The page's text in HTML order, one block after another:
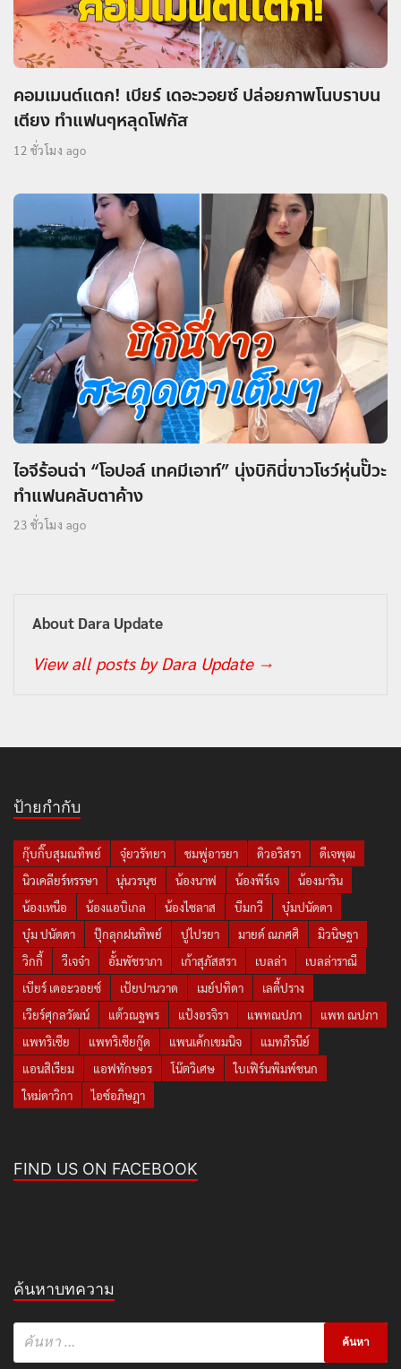
คอมเมนต์แตก! เบียร์ เดอะวอยซ์ ปล่อยภาพโนบราบน
เตียง ทำแฟนๆหลุดโฟกัส
12 ชั่วโมง ago
ไอจีร้อนฉ่า “โอปอล์ เทคมีเอาท์” นุ่งบิกินี่ขาวโชว์หุ่นปั๊วะ
ทำแฟนคลับตาค้าง
23 ชั่วโมง ago
About Dara Update
View all posts by Dara Update →
ป้ายกำกับ
กุ๊บกิ๊บสุมณทิพย์ จุ๋ยวรัทยา ชมพู่อารยา ดิวอริสรา
ดีเจพุฒ
นิวเคลียร์หรรษา
นุ่นวรนุช น้องนาฟ น้องพีร์เจ
น้องมาริน
น้องเหนือ
น้องแอบิเกล น้องไซลาส บีมกวี
บุ๋มปนัดดา
บุ๋ม ปนัดดา
ปุ๊กลุกฝนทิพย์ ปูไปรยา มายด์ ณภศศิ
มิวนิษฐา
วิกกี้
วีเจจ๋า อั้มพัชราภา เก้าสุภัสสรา เบลล่า
เบลล่าราณี
เบียร์ เดอะวอยซ์
เป้ยปานวาด เมย์ปทิดา
เลดี้ปราง
เวียร์ศุกลวัฒน์
แต้วณฐพร แป้งอรจิรา แพทณปภา
แพท ณปภา
แพทริเซีย
แพทริเซียกู๊ด แพนเค้กเขมนิจ
แมทภีรนีย์
แอนสิเรียม
แอฟทักษอร โน๊ตวิเศษ
ใบเฟิร์นพิมพ์ชนก
ใหม่ดาวิกา
ไอซ์อภิษฎา
FIND US ON FACEBOOK
ค้นหาบทความ